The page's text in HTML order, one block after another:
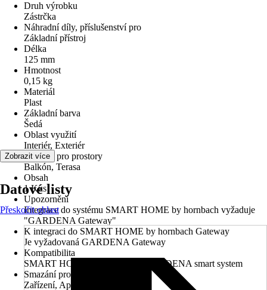
Druh výrobku
Zástrčka
Náhradní díly, příslušenství pro
Základní přístroj
Délka
125 mm
Hmotnost
0,15 kg
Materiál
Plast
Základní barva
Šedá
Oblast využití
Interiér, Exteriér
Vhodné pro prostory
Balkón, Terasa
Obsah
1 Kus
Upozornění
Integrace do systému SMART HOME by hornbach vyžaduje
"GARDENA Gateway"
K integraci do SMART HOME by hornbach Gateway
Je vyžadovaná GARDENA Gateway
Kompatibilita
SMART HOME by Hornbach, GARDENA smart system
Smazání produktových dat
Zařízení, Aplikace
Zobrazit více
Datové listy
Přeskočit oblast